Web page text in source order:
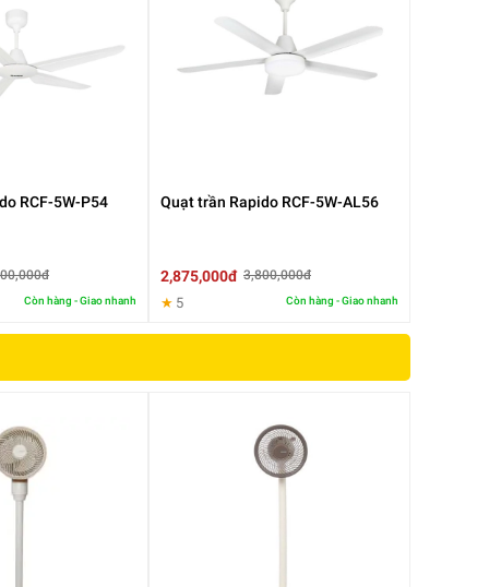
RCF-5W-P54
Còn hàng - Giao nhanh
Quạt trần Rapido RCF-5W-AL56
2,875,000đ 3,800,000đ
★ 5 Còn hàng - Giao nhanh